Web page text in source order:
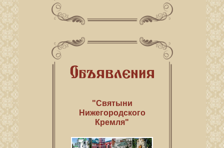
"Святыни
Нижегородского
Кремля"